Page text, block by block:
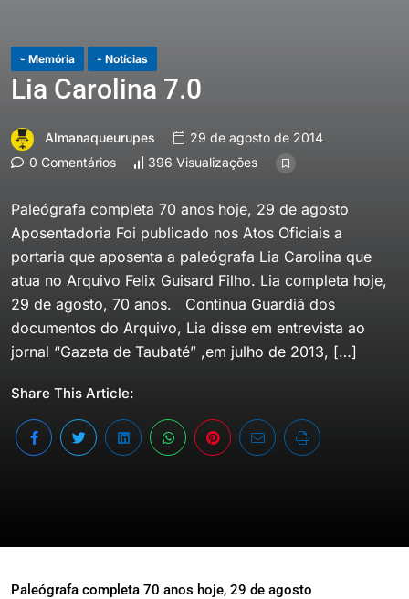
- Memória - Notícias
Lia Carolina 7.0
Almanaqueurupes
29 de agosto de 2014
0 Comentários
396 Visualizações
Paleógrafa completa 70 anos hoje, 29 de agosto
Aposentadoria Foi publicado nos Atos Oficiais a
portaria que aposenta a paleógrafa Lia Carolina que
atua no Arquivo Felix Guisard Filho. Lia completa hoje,
29 de agosto, 70 anos. Continua Guardiã dos
documentos do Arquivo, Lia disse em entrevista ao
jornal “Gazeta de Taubaté” ,em julho de 2013, […]
Share This Article:
Paleógrafa completa 70 anos hoje, 29 de agosto